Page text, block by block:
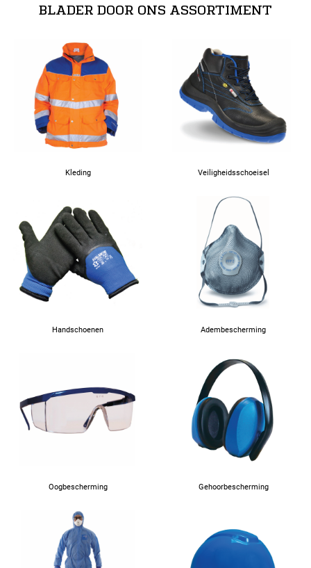
BLADER DOOR ONS ASSORTIMENT
Kleding Veiligheidsschoeisel
Handschoenen Adembescherming
Oogbescherming Gehoorbescherming